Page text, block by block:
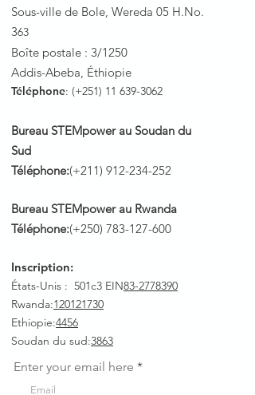
Sous-ville de Bole, Wereda 05 H.No.
363
Boîte postale : 3/1250
Addis-Abeba, Éthiopie
Téléphone: (+251) 11 639-3062
Bureau STEMpower au Soudan du
Sud
Téléphone:(+211) 912-234-252
Bureau STEMpower au Rwanda
Téléphone:(+250) 783-127-600
Inscription:
États-Unis : 501c3 EIN83-2778390
Rwanda:120121730
Ethiopie:4456
Soudan du sud:3863
Enter your email here